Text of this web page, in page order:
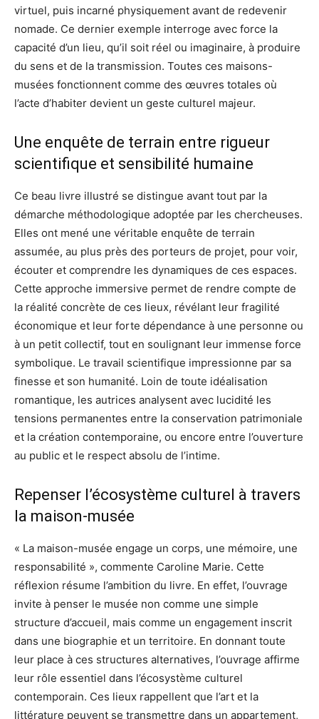
virtuel, puis incarné physiquement avant de redevenir
nomade. Ce dernier exemple interroge avec force la
capacité d’un lieu, qu’il soit réel ou imaginaire, à produire
du sens et de la transmission. Toutes ces maisons-
musées fonctionnent comme des œuvres totales où
l’acte d’habiter devient un geste culturel majeur.
Une enquête de terrain entre rigueur
scientifique et sensibilité humaine
Ce beau livre illustré se distingue avant tout par la
démarche méthodologique adoptée par les chercheuses.
Elles ont mené une véritable enquête de terrain
assumée, au plus près des porteurs de projet, pour voir,
écouter et comprendre les dynamiques de ces espaces.
Cette approche immersive permet de rendre compte de
la réalité concrète de ces lieux, révélant leur fragilité
économique et leur forte dépendance à une personne ou
à un petit collectif, tout en soulignant leur immense force
symbolique. Le travail scientifique impressionne par sa
finesse et son humanité. Loin de toute idéalisation
romantique, les autrices analysent avec lucidité les
tensions permanentes entre la conservation patrimoniale
et la création contemporaine, ou encore entre l’ouverture
au public et le respect absolu de l’intime.
Repenser l’écosystème culturel à travers
la maison-musée
« La maison-musée engage un corps, une mémoire, une
responsabilité », commente Caroline Marie. Cette
réflexion résume l’ambition du livre. En effet, l’ouvrage
invite à penser le musée non comme une simple
structure d’accueil, mais comme un engagement inscrit
dans une biographie et un territoire. En donnant toute
leur place à ces structures alternatives, l’ouvrage affirme
leur rôle essentiel dans l’écosystème culturel
contemporain. Ces lieux rappellent que l’art et la
littérature peuvent se transmettre dans un appartement,